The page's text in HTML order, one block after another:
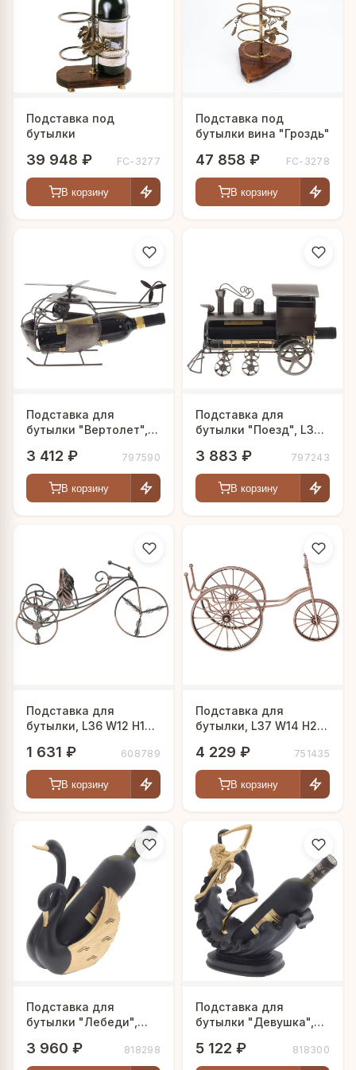
Подставка под
бутылки
39 948 ₽ FC-3277
В корзину
Подставка под
бутылки вина "Гроздь"
47 858 ₽ FC-3278
В корзину
Подставка для
бутылки "Вертолет",
3 412 ₽ 797590
В корзину
Подставка для
бутылки "Поезд", L30
3 883 ₽ 797243
В корзину
Подставка для
бутылки, L36 W12 H18
1 631 ₽ 608789
В корзину
Подставка для
бутылки, L37 W14 H21
4 229 ₽ 751435
В корзину
Подставка для
бутылки "Лебеди",
3 960 ₽ 818298
Подставка для
бутылки "Девушка",
5 122 ₽ 818300